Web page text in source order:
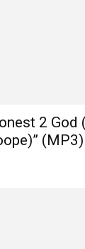
2 God
(MP3)